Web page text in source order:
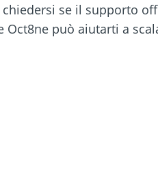
se il supporto
può aiutarti a